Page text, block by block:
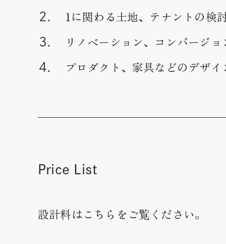
2. 1に関わる土地、テナントの検
3. リノベーション、コンバージ
4. プロダクト、家具などのデザイ
Price List
設計料はこちらをご覧ください。